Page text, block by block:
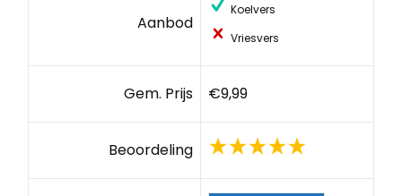
Aanbod
Koelvers
Vriesvers
Gem. Prijs €9,99
Beoordeling